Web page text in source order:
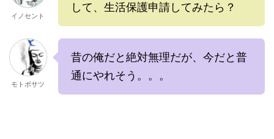
イノセント
して、生活保護申請してみたら？
モトボサツ
昔の俺だと絶対無理だが、今だと普
通にやれそう。。。